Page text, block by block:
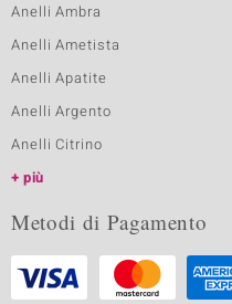
Anelli Ambra
Anelli Ametista
Anelli Apatite
Anelli Argento
Anelli Citrino
più
Metodi di Pagamento